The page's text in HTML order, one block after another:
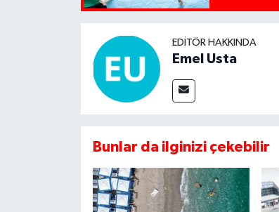
EDITÖR HAKKINDA
Emel Usta
Bunlar da ilginizi çekebilir